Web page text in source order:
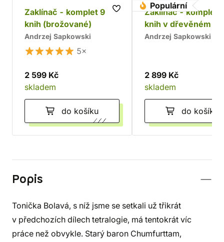
Zaklínač - komplet 9
knih (brožované)
Andrzej Sapkowski
5×
2 599 Kč
skladem
do košíku
Populární
Zaklínač - komplet
knih v dřevěném
Chrám
Andrzej Sapkowski
2 899 Kč
skladem
do košíku
Popis
Tonička Bolavá, s níž jsme se setkali už třikrát
v předchozích dílech tetralogie, má tentokrát víc
práce než obvykle. Starý baron Chumfurttam,